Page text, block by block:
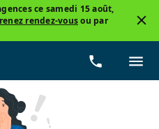
ce samedi 15 août,
rendez-vousou par